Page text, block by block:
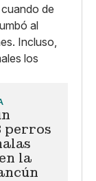
de
al
Incluso,
los
perros
la